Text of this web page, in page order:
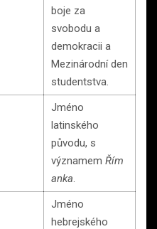
boje za
svobodu a
demokracii a
Mezinárodní den
studentstva.
Jméno
latinského
původu, s
významem Řím
anka
Jméno
hebrejského